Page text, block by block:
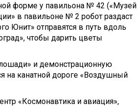
форме у павильона № 42 («Музей
в павильоне № 2 робот раздаст
Юнит» отправятся в путь вдоль
чтобы дарить цветы
и демонстрационную
на канатной дороге «Воздушный
«Космонавтика и авиация»,